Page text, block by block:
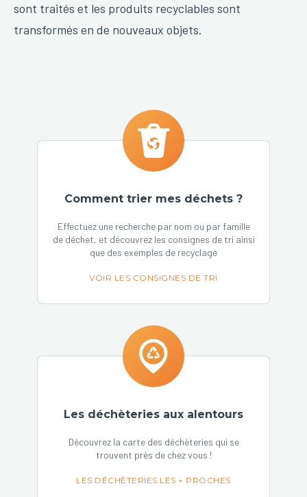
sont traités et les produits recyclables sont
transformés en de nouveaux objets.
Comment trier mes déchets ?
Effectuez une recherche par nom ou par famille
de déchet, et découvrez les consignes de tri ainsi
que des exemples de recyclage
VOIR LES CONSIGNES DE TRI
Les déchèteries aux alentours
Découvrez la carte des déchèteries qui se
trouvent près de chez vous !
LES DÉCHÈTERIES LES + PROCHES